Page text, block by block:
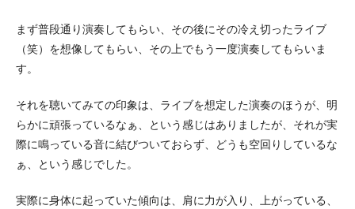
まず普段通り演奏してもらい、その後にその冷え切ったライブ
（笑）を想像してもらい、その上でもう一度演奏してもらいま
す。
それを聴いてみての印象は、ライブを想定した演奏のほうが、明
らかに頑張っているなぁ、という感じはありましたが、それが実
際に鳴っている音に結びついておらず、どうも空回りしているな
ぁ、という感じでした。
実際に身体に起っていた傾向は、肩に力が入り、上がっている、